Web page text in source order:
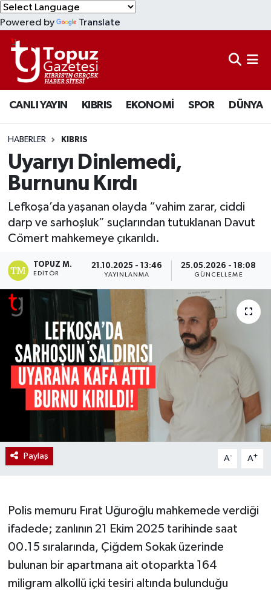
Powered by Translate
CANLI YAYIN KIBRIS EKONOMİ SPOR DÜNYA
HABERLER KIBRIS
Uyarıyı Dinlemedi,
Burnunu Kırdı
Lefkoşa’da yaşanan olayda “vahim zarar, ciddi
darp ve sarhoşluk” suçlarından tutuklanan Davut
Cömert mahkemeye çıkarıldı.
TOPUZ M.
EDITÖR
21.10.2025 - 13:46
YAYINLANMA
25.05.2026 - 18:08
GÜNCELLEME
Paylaş A- A+
Polis memuru Fırat Uğuroğlu mahkemede verdiği
ifadede; zanlının 21 Ekim 2025 tarihinde saat
00.15 sıralarında, Çiğdem Sokak üzerinde
bulunan bir apartmana ait otoparkta 164
miligram alkollü içki tesiri altında bulunduğu
KIBRIS
DÜNYA
EKONOMİ
MAGAZİN
SAĞLIK
SPOR
TEKNOLOJİ
TÜRKİYE
Lefkoşa Nöbetçi Eczaneler
Lefkoşa Hava Durumu
Lefkoşa Trafik Yoğunluk Haritası
Süper Lig Puan Durumu ve Fikstür
Tüm Manşetler
Son Dakika Haberleri
Haber Arşivi